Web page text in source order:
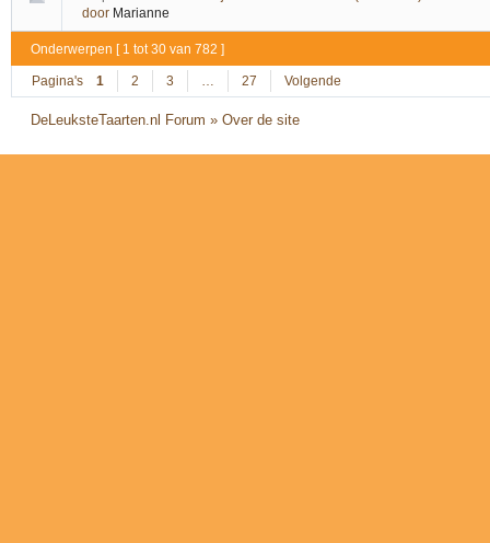
door Marianne
Onderwerpen [ 1 tot 30 van 782 ]
Pagina's 1 2 3 … 27 Volgende
DeLeuksteTaarten.nl Forum »Over de site